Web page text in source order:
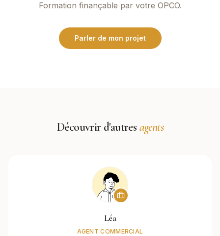
Formation finançable par votre OPCO.
Parler de mon projet
Découvrir d'autres agents
Léa
AGENT COMMERCIAL